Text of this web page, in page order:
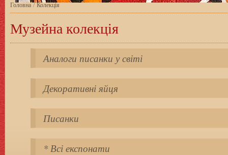
Головна/Колекція
Музейна колекція
Аналоги писанки у світі
Декоративні яйця
Писанки
* Всі експонати